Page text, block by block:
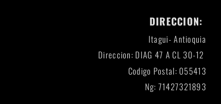
DIRECCION:
Itagui- Antioquia
Direccion: DIAG 47 A CL 30-12
Codigo Postal: 055413
Ng: 71427321893